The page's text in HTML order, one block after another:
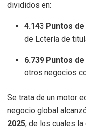
divididos en:
4.143 Puntos
de Lotería de
6.739 Puntos
otros negocios
Se trata de un motor
negocio global
2025, de los cuales